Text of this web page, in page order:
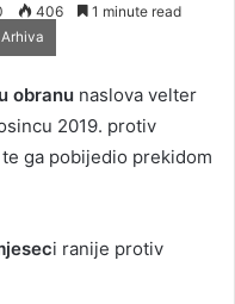
406 1 minute read
obranu naslova velter
2019. protiv
ga pobijedio prekidom
i ranije protiv